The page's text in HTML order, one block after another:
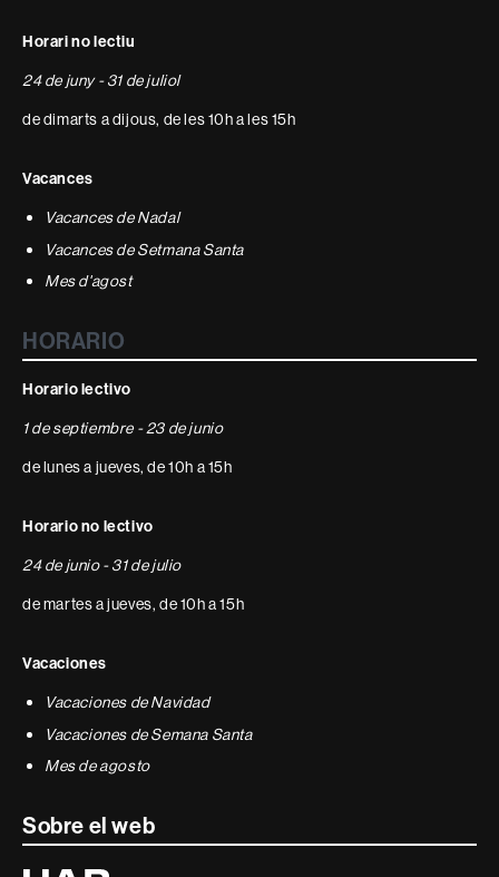
Horari no lectiu
24 de juny - 31 de juliol
de dimarts a dijous, de les 10h a les 15h
Vacances
Vacances de Nadal
Vacances de Setmana Santa
Mes d'agost
HORARIO
Horario lectivo
1 de septiembre - 23 de junio
de lunes a jueves, de 10h a 15h
Horario no lectivo
24 de junio - 31 de julio
de martes a jueves, de 10h a 15h
Vacaciones
Vacaciones de Navidad
Vacaciones de Semana Santa
Mes de agosto
Sobre el web
Universitat